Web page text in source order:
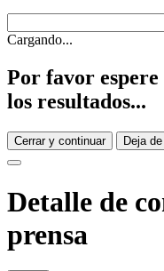
Cargando...
Por favor
los resultados...
Cerrar y continuar Deja
Detalle de
prensa